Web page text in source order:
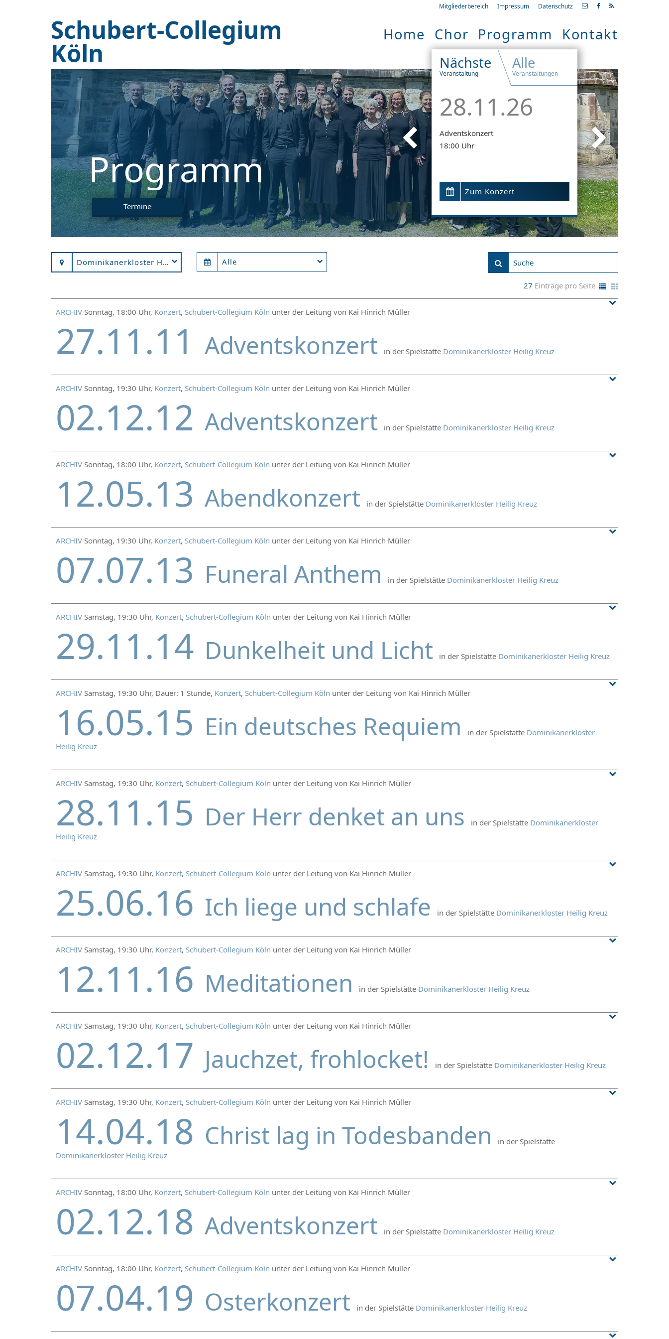
Mitgliederbereich Impressum Datenschutz
Schubert-Collegium
Köln
Home Chor Programm Kontakt
Programm
Termine
Nächste
Veranstaltung
Alle
Veranstaltungen
28.11.26
Adventskonzert
18:00 Uhr
Zum Konzert
Dominikanerkloster Heilig Kreuz Alle
27 Einträge pro Seite
ARCHIV Sonntag, 18:00 Uhr, Konzert, Schubert-Collegium Köln unter der Leitung von Kai Hinrich Müller
27.11.11 Adventskonzert in der Spielstätte Dominikanerkloster Heilig Kreuz
ARCHIV Sonntag, 19:30 Uhr, Konzert, Schubert-Collegium Köln unter der Leitung von Kai Hinrich Müller
02.12.12 Adventskonzert in der Spielstätte Dominikanerkloster Heilig Kreuz
ARCHIV Sonntag, 18:00 Uhr, Konzert, Schubert-Collegium Köln unter der Leitung von Kai Hinrich Müller
12.05.13 Abendkonzert in der Spielstätte Dominikanerkloster Heilig Kreuz
ARCHIV Sonntag, 19:30 Uhr, Konzert, Schubert-Collegium Köln unter der Leitung von Kai Hinrich Müller
07.07.13 Funeral Anthem in der Spielstätte Dominikanerkloster Heilig Kreuz
ARCHIV Samstag, 19:30 Uhr, Konzert, Schubert-Collegium Köln unter der Leitung von Kai Hinrich Müller
29.11.14 Dunkelheit und Licht in der Spielstätte Dominikanerkloster Heilig Kreuz
ARCHIV Samstag, 19:30 Uhr, Dauer: 1 Stunde, Konzert, Schubert-Collegium Köln unter der Leitung von Kai Hinrich Müller
16.05.15 Ein deutsches Requiem in der Spielstätte Dominikanerkloster
Heilig Kreuz
ARCHIV Samstag, 19:30 Uhr, Konzert, Schubert-Collegium Köln unter der Leitung von Kai Hinrich Müller
28.11.15 Der Herr denket an uns in der Spielstätte Dominikanerkloster
Heilig Kreuz
ARCHIV Samstag, 19:30 Uhr, Konzert, Schubert-Collegium Köln unter der Leitung von Kai Hinrich Müller
25.06.16 Ich liege und schlafe in der Spielstätte Dominikanerkloster Heilig Kreuz
ARCHIV Samstag, 19:30 Uhr, Konzert, Schubert-Collegium Köln unter der Leitung von Kai Hinrich Müller
12.11.16 Meditationen in der Spielstätte Dominikanerkloster Heilig Kreuz
ARCHIV Samstag, 19:30 Uhr, Konzert, Schubert-Collegium Köln unter der Leitung von Kai Hinrich Müller
02.12.17 Jauchzet, frohlocket! in der Spielstätte Dominikanerkloster Heilig Kreuz
ARCHIV Samstag, 19:30 Uhr, Konzert, Schubert-Collegium Köln unter der Leitung von Kai Hinrich Müller
14.04.18 Christ lag in Todesbanden
in der Spielstätte
Dominikanerkloster Heilig Kreuz
ARCHIV Sonntag, 18:00 Uhr, Konzert, Schubert-Collegium Köln unter der Leitung von Kai Hinrich Müller
02.12.18 Adventskonzert in der Spielstätte Dominikanerkloster Heilig Kreuz
ARCHIV Sonntag, 18:00 Uhr, Konzert, Schubert-Collegium Köln unter der Leitung von Kai Hinrich Müller
07.04.19 Osterkonzert in der Spielstätte Dominikanerkloster Heilig Kreuz